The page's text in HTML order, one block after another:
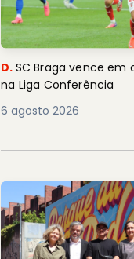
D. SC Braga vence
na Liga Conferência
6 agosto 2026